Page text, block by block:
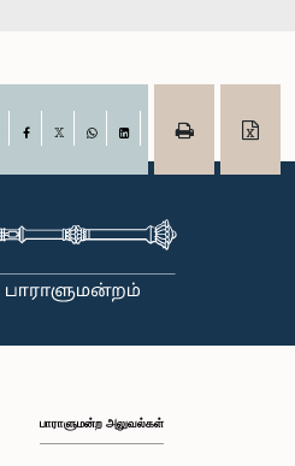
Facebook
பாராளுமன்ற அலுவல்கள்